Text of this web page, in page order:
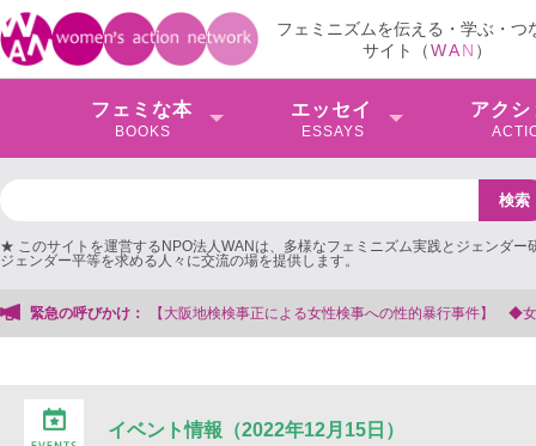
フェミニズムを伝える・学ぶ・つ
サイト（WAN ）
フェミな本
BOOKS
エッセイ
ESSAYS
アクシ
★ このサイトを運営するNPO法人WANは、多様なフェミニズム実践とジェンダー
ジェンダー平等を求める人々に交流の場を提供します。
緊急の呼びかけ：
よる女性検事への性的暴行事件】 ◆女性検事を支援する会事務局
イベント情報（2022年12月15日）